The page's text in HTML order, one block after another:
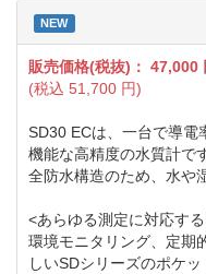
NEW
販売価格(税抜)： 47,000
(税込 51,700 円)
SD30 ECは、一台で導電
機能な高精度の水質計で
全防水構造のため、水や
<あらゆる測定に対応す
環境モニタリング、定期
しいSDシリーズのポケ